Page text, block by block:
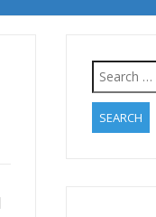
Search
for: